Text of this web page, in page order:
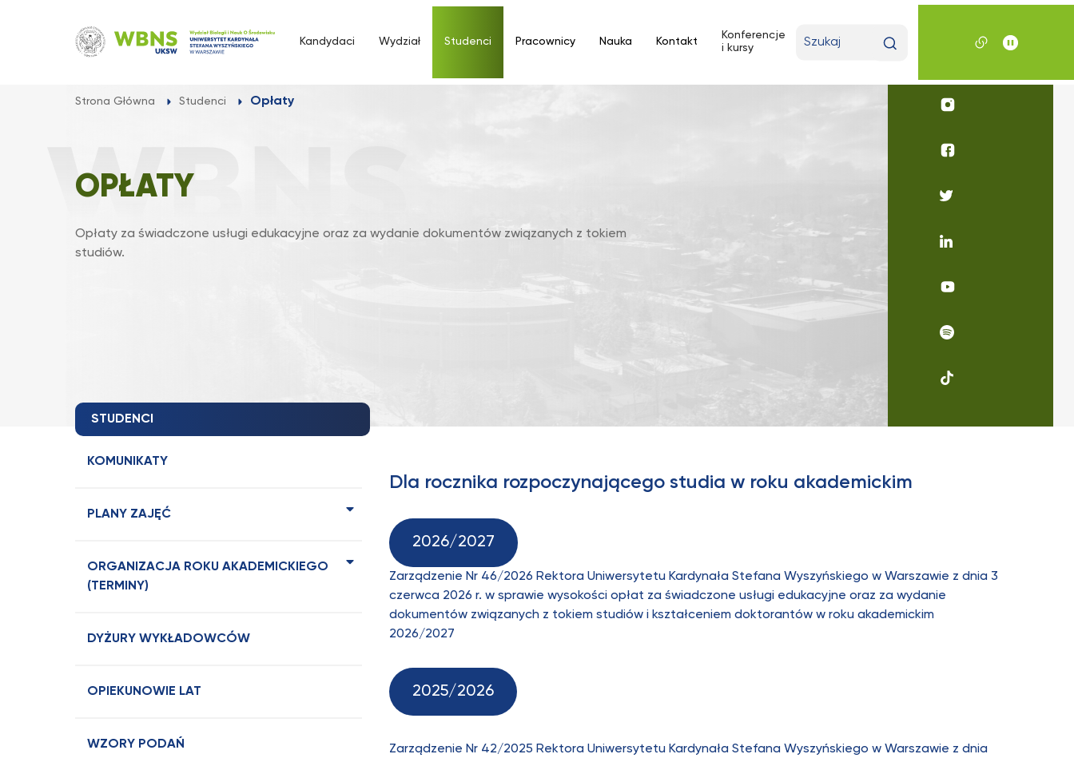
Kandydaci Wydział Studenci Pracownicy Nauka Kontakt
Konferencje
i kursy
wyszukiwaną
Strona Główna Studenci Opłaty
OPŁATY
Opłaty za świadczone usługi edukacyjne oraz za wydanie dokumentów związanych z tokiem
studiów.
Profil
Profil
Profil
Profil
Linkedin
UKSW
UKSW
UKSW
STUDENCI
KOMUNIKATY
PLANY ZAJĘĆ
ORGANIZACJA ROKU AKADEMICKIEGO
(TERMINY)
DYŻURY WYKŁADOWCÓW
OPIEKUNOWIE LAT
WZORY PODAŃ
Dla rocznika rozpoczynającego studia w roku akademickim
2026/2027
Zarządzenie Nr 46/2026 Rektora Uniwersytetu Kardynała Stefana Wyszyńskiego w Warszawie z dnia 3
czerwca 2026 r. w sprawie wysokości opłat za świadczone usługi edukacyjne oraz za wydanie
dokumentów związanych z tokiem studiów i kształceniem doktorantów w roku akademickim
2026/2027
2025/2026
Zarządzenie Nr 42/2025 Rektora Uniwersytetu Kardynała Stefana Wyszyńskiego w Warszawie z dnia